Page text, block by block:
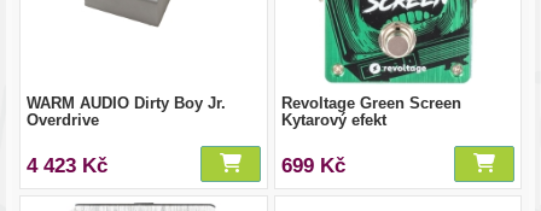
WARM AUDIO Dirty Boy Jr.
Overdrive
4 423 Kč
Revoltage Green Screen
Kytarový efekt
699 Kč